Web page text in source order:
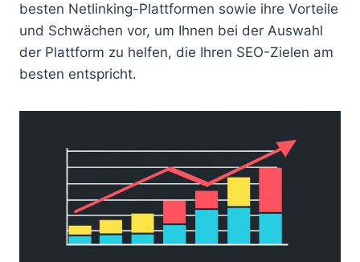
besten Netlinking-Plattformen sowie ihre Vorteile
und Schwächen vor, um Ihnen bei der Auswahl
der Plattform zu helfen, die Ihren SEO-Zielen am
besten entspricht.